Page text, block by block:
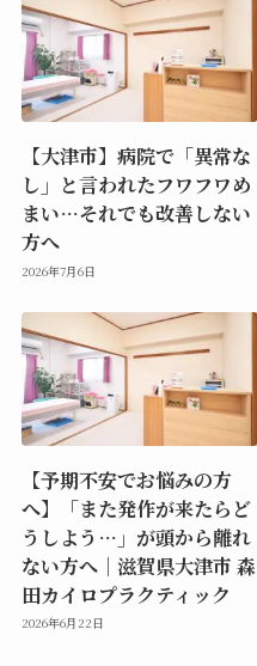
【大津市】病院で「異常な
し」と言われたフワフワめ
まい…それでも改善しない
方へ
2026年7月6日
【予期不安でお悩みの方
へ】「また発作が来たらど
うしよう…」が頭から離れ
ない方へ｜滋賀県大津市 森
田カイロプラクティック
2026年6月22日